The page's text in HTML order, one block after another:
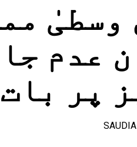
عدم
پر